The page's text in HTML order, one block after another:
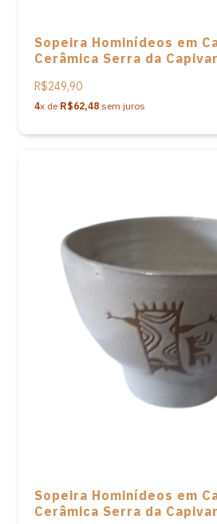
Sopeira Hominídeos em
Cerâmica Serra da
R$249,90
4x de R$62,48 sem juros
Sopeira Hominídeos em
Cerâmica Serra da